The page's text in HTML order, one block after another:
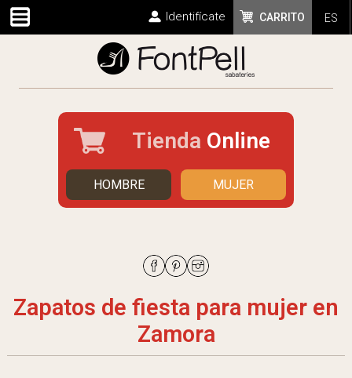
ES
CARRITO
Identifícate
Tienda Online
HOMBRE MUJER
Zapatos de fiesta para mujer en
Zamora